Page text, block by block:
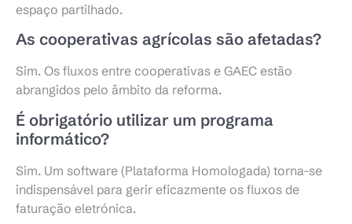
espaço partilhado.
As cooperativas agrícolas são afetadas?
Sim. Os fluxos entre cooperativas e GAEC estão
abrangidos pelo âmbito da reforma.
É obrigatório utilizar um programa
informático?
Sim. Um software (Plataforma Homologada) torna-se
indispensável para gerir eficazmente os fluxos de
faturação eletrónica.